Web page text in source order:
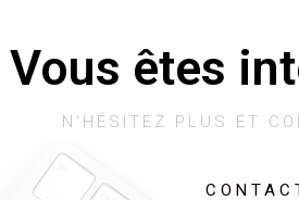
Vous êtes
N'HÉSITEZ PLUS ET